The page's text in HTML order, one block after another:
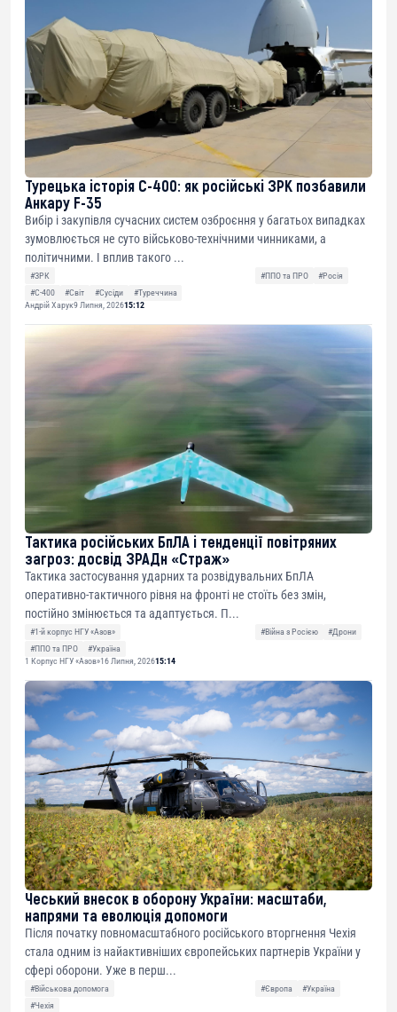
Турецька історія С-400: як російські ЗРК позбавили
Анкару F-35
Вибір і закупівля сучасних систем озброєння у багатьох випадках
зумовлюється не суто військово-технічними чинниками, а
політичними. І вплив такого ...
#ЗРК #ППО та ПРО
#Росія
#С-400
#Світ #Сусіди
#Туреччина
Андрій Харук9 Липня, 202615:12
Тактика російських БпЛА і тенденції повітряних
загроз: досвід ЗРАДн «Страж»
Тактика застосування ударних та розвідувальних БпЛА
оперативно-тактичного рівня на фронті не стоїть без змін,
постійно змінюється та адаптується. П...
#1-й корпус НГУ «Азов» #Війна з Росією
#Дрони
#ППО та ПРО
#Україна
1 Корпус НГУ «Азов»16 Липня, 202615:14
Чеський внесок в оборону України: масштаби,
напрями та еволюція допомоги
Після початку повномасштабного російського вторгнення Чехія
стала одним із найактивніших європейських партнерів України у
сфері оборони. Уже в перш...
#Військова допомога #Європа
#Україна
#Чехія